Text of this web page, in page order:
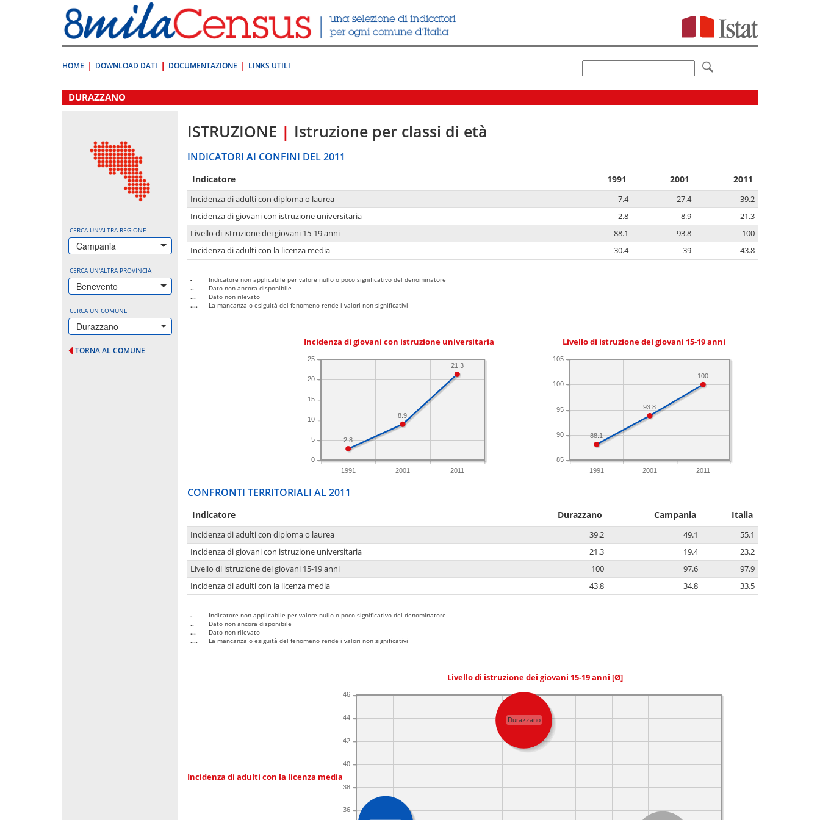
direttamente
a:
Contenuto
HOME DOWNLOAD DATI DOCUMENTAZIONE LINKS UTILI
.
DURAZZANO
CERCA UN'ALTRA REGIONE
Campania
CERCA UN'ALTRA PROVINCIA
Benevento
CERCA UN COMUNE
Durazzano
TORNA AL COMUNE
ISTRUZIONE | Istruzione per classi di età
INDICATORI AI CONFINI DEL 2011
Indicatore 1991 2001 2011
Incidenza di adulti con diploma o laurea 7.4 27.4
39.2
Incidenza di giovani con istruzione universitaria
2.8 8.9
21.3
Livello di istruzione dei giovani 15-19 anni
88.1 93.8
100
Incidenza di adulti con la licenza media
30.4 39 43.8
-
Indicatore non applicabile per valore nullo o poco significativo del denominatore
..
Dato non ancora disponibile
...
Dato non rilevato
....
La mancanza o esiguità del fenomeno rende i valori non significativi
Incidenza di giovani con istruzione universitaria
1991 2001 2011
0
5
10
15
20
25
21.3
8.9
2.8
Livello di istruzione dei giovani 15-19 anni
1991 2001 2011
85
90
95
100
105
100
93.8
88.1
CONFRONTI TERRITORIALI AL 2011
Indicatore Durazzano Campania Italia
Incidenza di adulti con diploma o laurea 39.2 49.1
55.1
Incidenza di giovani con istruzione universitaria
21.3 19.4
23.2
Livello di istruzione dei giovani 15-19 anni
100 97.6
97.9
Incidenza di adulti con la licenza media
43.8 34.8 33.5
-
Indicatore non applicabile per valore nullo o poco significativo del denominatore
..
Dato non ancora disponibile
...
Dato non rilevato
....
La mancanza o esiguità del fenomeno rende i valori non significativi
Livello di istruzione dei giovani 15-19 anni [Ø]
Incidenza di adulti con la licenza media
36
38
40
42
44
46
Durazzano